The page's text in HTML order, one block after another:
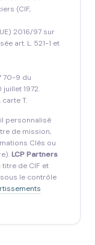
(CIF,
2016/97 sur
art. L. 521-1 et
70-9 du
1972.
T.
personnalisé
de mission,
Clés ou
LCP Partners
titre de CIF et
le contrôle